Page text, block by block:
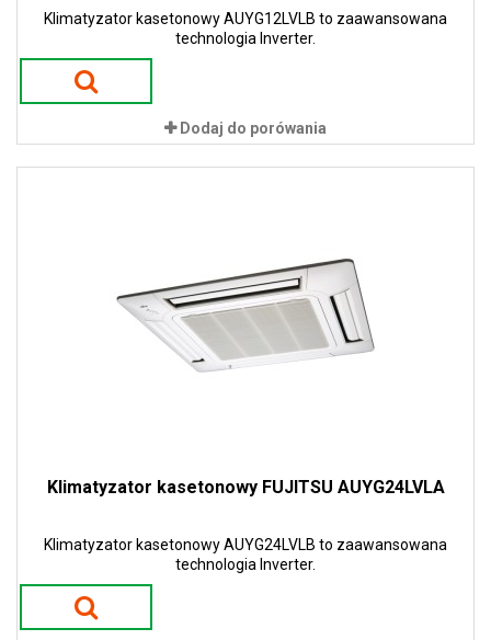
Klimatyzator kasetonowy AUYG12LVLB to zaawansowana
technologia Inverter.
Dodaj do porówania
Klimatyzator kasetonowy FUJITSU AUYG24LVLA
Klimatyzator kasetonowy AUYG24LVLB to zaawansowana
technologia Inverter.